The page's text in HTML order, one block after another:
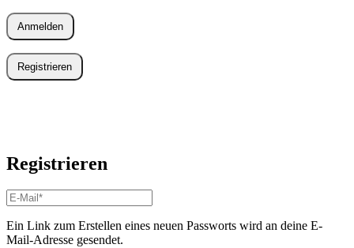
Anmelden
Registrieren
Registrieren
E-
Mail-
Adresse*
Erforderlich
Ein Link zum Erstellen eines neuen Passworts wird an deine E-
Mail-Adresse gesendet.